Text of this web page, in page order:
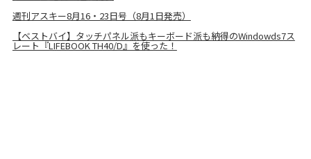
週刊アスキー8月16・23日号（8月1日発売）
【ベストバイ】タッチパネル派もキーボード派も納得のWindowds7ス
レート『LIFEBOOK TH40/D』を使った！